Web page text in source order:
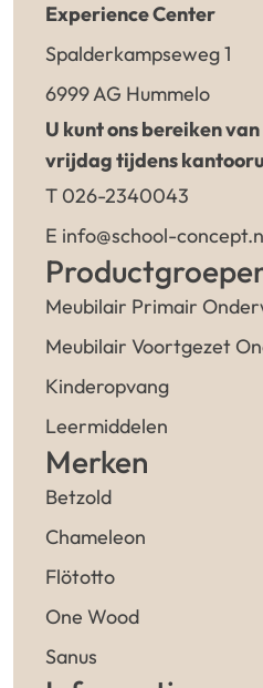
Experience Center
Spalderkampseweg 1
6999 AG Hummelo
U kunt ons bereiken
vrijdag tijdens
T 026-2340043
E info@school-
Meubilair Primair
Meubilair Voortgezet
Kinderopvang
Leermiddelen
Merken
Betzold
Chameleon
Flötotto
One Wood
Sanus